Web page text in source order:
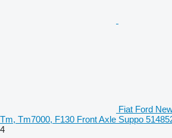
Fiat Ford
Tm, Tm7000, F130 Front Axle Suppo
4